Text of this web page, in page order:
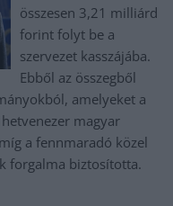
összesen 3,21 milliárd
forint folyt be a
szervezet kasszájába.
Ebből az összegből
amelyeket a
magyar
a fennmaradó közel
forgalma biztosította.